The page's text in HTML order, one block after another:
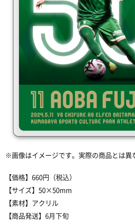
※画像はイメージです。実際の商品とは異
【価格】660円（税込）
【サイズ】50×50mm
【素材】アクリル
【商品発送】6月下旬